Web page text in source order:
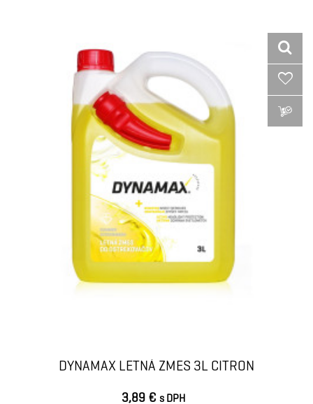
DYNAMAX LETNÁ ZMES 3L CITRON
3,89 € s DPH